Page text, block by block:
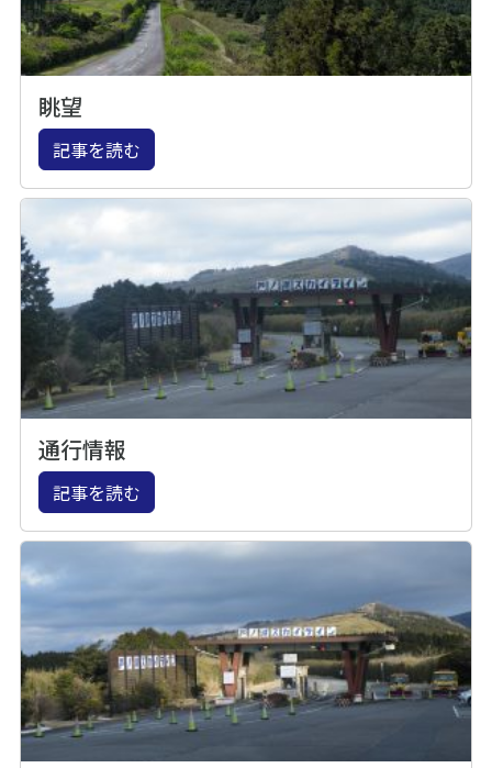
眺望
記事を読む
通行情報
記事を読む